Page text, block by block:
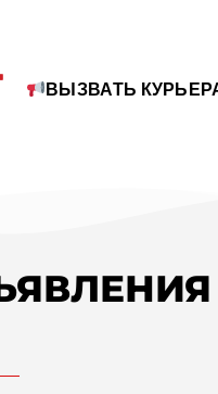
ВЫЗВАТЬ